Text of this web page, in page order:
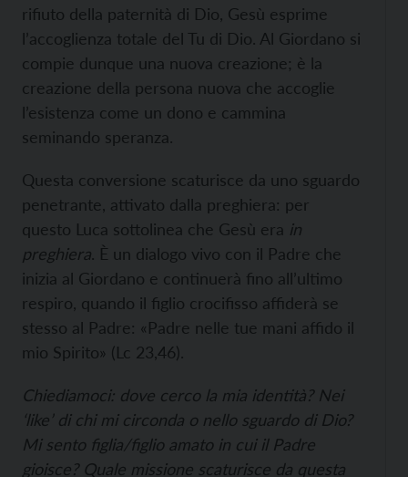
rifiuto della paternità di Dio, Gesù esprime
l’accoglienza totale del Tu di Dio. Al Giordano si
compie dunque una nuova creazione; è la
creazione della persona nuova che accoglie
l’esistenza come un dono e cammina
seminando speranza.
Questa conversione scaturisce da uno sguardo
penetrante, attivato dalla preghiera: per
questo Luca sottolinea che Gesù era in
preghiera. È un dialogo vivo con il Padre che
inizia al Giordano e continuerà fino all’ultimo
respiro, quando il figlio crocifisso affiderà se
stesso al Padre: «Padre nelle tue mani affido il
mio Spirito» (Lc 23,46).
Chiediamoci: dove cerco la mia identità? Nei
‘like’ di chi mi circonda o nello sguardo di Dio?
Mi sento figlia/figlio amato in cui il Padre
gioisce? Quale missione scaturisce da questa